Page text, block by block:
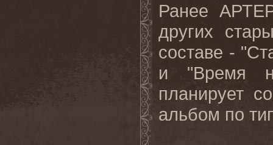
Ранее
других
составе -
и "Время
планирует
альбом по